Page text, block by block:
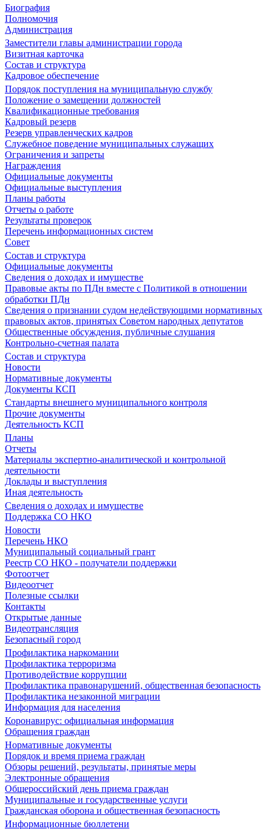
Биография
Полномочия
Администрация
Заместители главы администрации города
Визитная карточка
Состав и структура
Кадровое обеспечение
Порядок поступления на муниципальную службу
Положение о замещении должностей
Квалификационные требования
Кадровый резерв
Резерв управленческих кадров
Служебное поведение муниципальных служащих
Ограничения и запреты
Награждения
Официальные документы
Официальные выступления
Планы работы
Отчеты о работе
Результаты проверок
Перечень информационных систем
Совет
Состав и структура
Официальные документы
Сведения о доходах и имуществе
Правовые акты по ПДн вместе с Политикой в отношении
обработки ПДн
Сведения о признании судом недействующими нормативных
правовых актов, принятых Советом народных депутатов
Общественные обсуждения, публичные слушания
Контрольно-счетная палата
Состав и структура
Новости
Нормативные документы
Документы КСП
Стандарты внешнего муниципального контроля
Прочие документы
Деятельность КСП
Планы
Отчеты
Материалы экспертно-аналитической и контрольной
деятельности
Доклады и выступления
Иная деятельность
Сведения о доходах и имуществе
Поддержка СО НКО
Новости
Перечень НКО
Муниципальный социальный грант
Реестр СО НКО - получатели поддержки
Фотоотчет
Видеоотчет
Полезные ссылки
Контакты
Открытые данные
Видеотрансляция
Безопасный город
Профилактика наркомании
Профилактика терроризма
Противодействие коррупции
Профилактика правонарушений, общественная безопасность
Профилактика незаконной миграции
Информация для населения
Коронавирус: официальная информация
Обращения граждан
Нормативные документы
Порядок и время приема граждан
Обзоры решений, результаты, принятые меры
Электронные обращения
Общероссийский день приема граждан
Муниципальные и государственные услуги
Гражданская оборона и общественная безопасность
Информационные бюллетени